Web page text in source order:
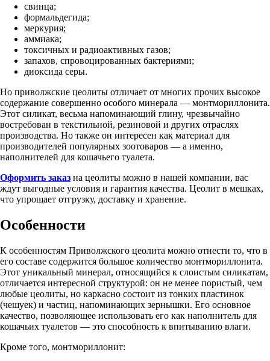
свинца;
формальдегида;
меркурия;
аммиака;
токсичных и радиоактивных газов;
запахов, спровоцированных бактериями;
диоксида серы.
Но приволжские цеолиты отличает от многих прочих высокое
содержание совершенно особого минерала — монтмориллонита.
Этот силикат, весьма напоминающий глину, чрезвычайно
востребован в текстильной, резиновой и других отраслях
производства. Но также он интересен как материал для
производителей популярных зоотоваров — а именно,
наполнителей для кошачьего туалета.
Оформить заказ на цеолиты можно в нашей компании, вас
ждут выгодные условия и гарантия качества. Цеолит в мешках,
что упрощает отгрузку, доставку и хранение.
Особенности
К особенностям Приволжского цеолита можно отнести то, что в
его составе содержится большое количество монтмориллонита.
Этот уникальный минерал, относящийся к слоистым силикатам,
отличается интересной структурой: он не менее пористый, чем
любые цеолиты, но каркасно состоит из тонких пластинок
(чешуек) и частиц, напоминающих зернышки. Его основное
качество, позволяющее использовать его как наполнитель для
кошачьих туалетов — это способность к впитыванию влаги.
Кроме того, монтмориллонит: